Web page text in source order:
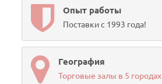
Опыт работы
Поставки с 1993 года!
География
Торговые залы в 5 городах